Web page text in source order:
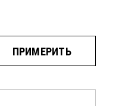
ПРИМЕРИТЬ